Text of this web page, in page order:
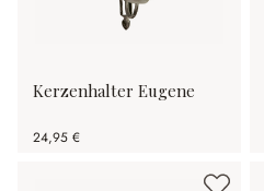
Kerzenhalter Eugene
24,95 €